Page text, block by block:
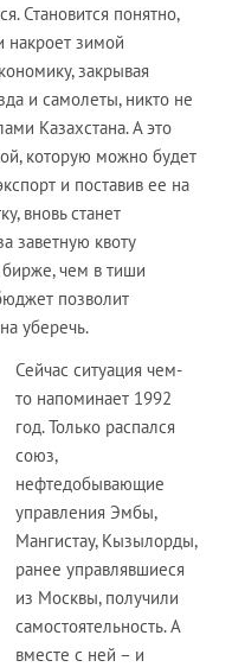
Становится понятно,
накроет зимой
закрывая
и самолеты, никто не
Казахстана. А это
которую можно будет
и поставив ее на
вновь станет
заветную квоту
чем в тиши
позволит
уберечь.
Сейчас ситуация чем-
то напоминает 1992
год. Только распался
союз,
нефтедобывающие
управления Эмбы,
Мангистау, Кызылорды,
ранее управлявшиеся
из Москвы, получили
самостоятельность. А
вместе с ней – и